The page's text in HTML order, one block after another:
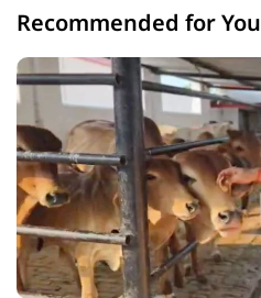
Recommended for You